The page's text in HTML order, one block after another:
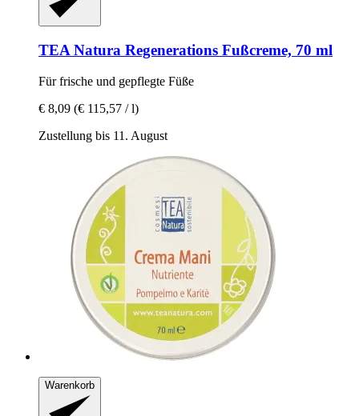
TEA Natura Regenerations Fußcreme, 70 ml
Für frische und gepflegte Füße
€ 8,09 (€ 115,57 / l)
Zustellung bis 11. August
Warenkorb